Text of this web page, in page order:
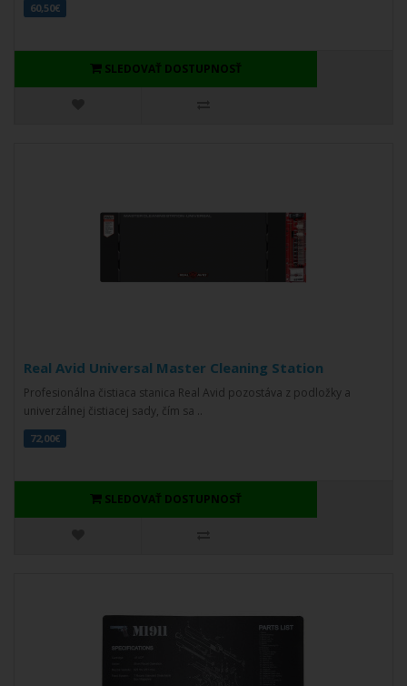
60,50€
SLEDOVAŤ DOSTUPNOSŤ
Real Avid Universal Master Cleaning Station
Profesionálna čistiaca stanica Real Avid pozostáva z podložky a
univerzálnej čistiacej sady, čím sa ..
72,00€
SLEDOVAŤ DOSTUPNOSŤ